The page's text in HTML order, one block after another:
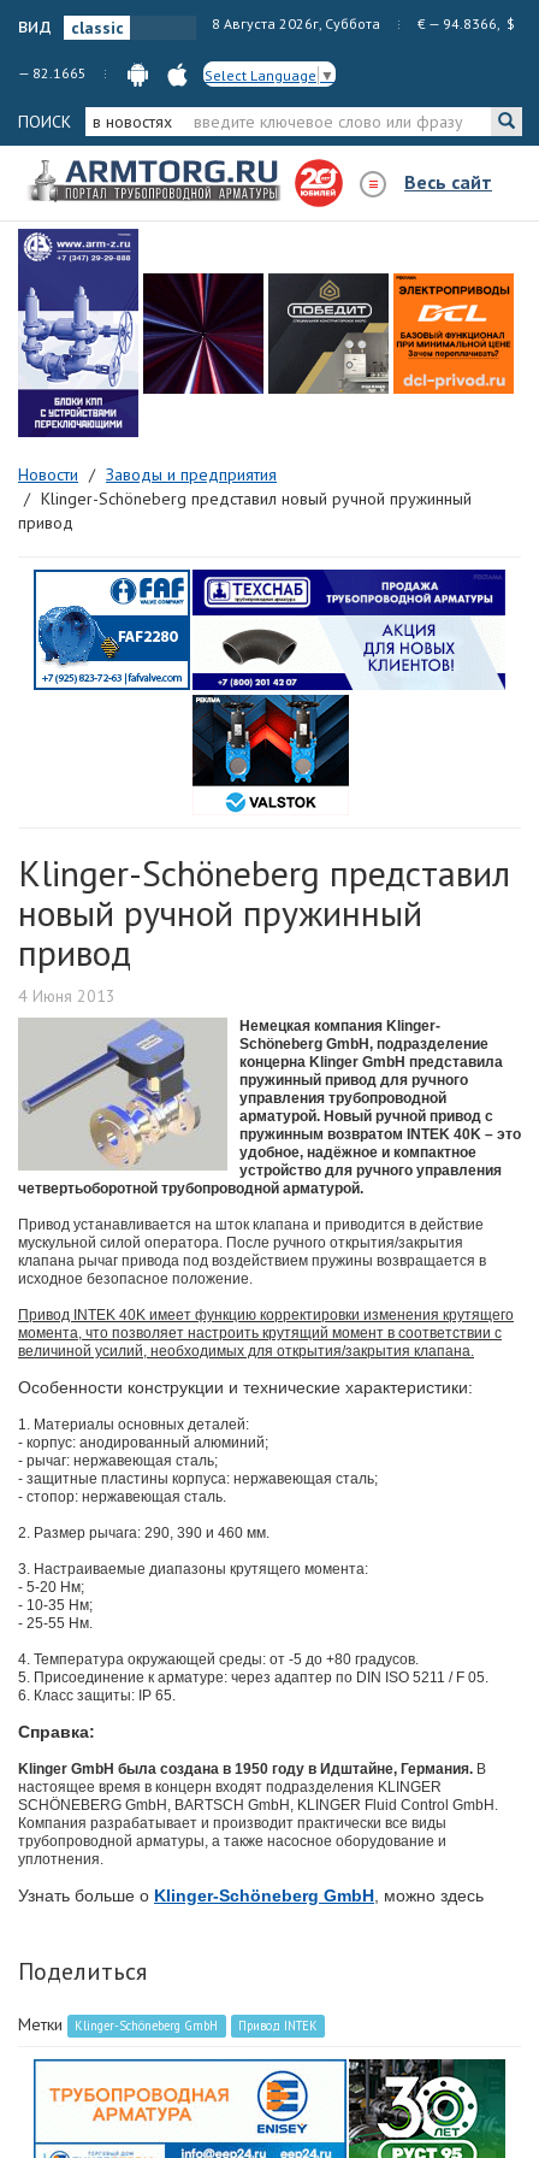
вид 8 Августа 2026г, Суббота € — 94.8366, $
— 82.1665 Select Language ▼
ПОИСК в новостях
Весь сайт
Новости
Заводы и предприятия
Klinger-Schöneberg представил новый ручной пружинный
привод
Klinger-Schöneberg представил
новый ручной пружинный
привод
4 Июня 2013
Немецкая компания Klinger-
Schöneberg GmbH, подразделение
концерна Klinger GmbH представила
пружинный привод для ручного
управления трубопроводной
арматурой. Новый ручной привод с
пружинным возвратом INTEK 40K – это
удобное, надёжное и компактное
устройство для ручного управления
четвертьоборотной трубопроводной арматурой.
Привод устанавливается на шток клапана и приводится в действие
мускульной силой оператора. После ручного открытия/закрытия
клапана рычаг привода под воздействием пружины возвращается в
исходное безопасное положение.
Привод INTEK 40K имеет функцию корректировки изменения крутящего
момента, что позволяет настроить крутящий момент в соответствии с
величиной усилий, необходимых для открытия/закрытия клапана.
Особенности конструкции и технические характеристики:
1. Материалы основных деталей:
- корпус: анодированный алюминий;
- рычаг: нержавеющая сталь;
- защитные пластины корпуса: нержавеющая сталь;
- стопор: нержавеющая сталь.
2. Размер рычага: 290, 390 и 460 мм.
3. Настраиваемые диапазоны крутящего момента:
- 5-20 Нм;
- 10-35 Нм;
- 25-55 Нм.
4. Температура окружающей среды: от -5 до +80 градусов.
5. Присоединение к арматуре: через адаптер по DIN ISO 5211 / F 05.
6. Класс защиты: IP 65.
Справка:
Klinger GmbH была создана в 1950 году в Идштайне, Германия. В
настоящее время в концерн входят подразделения KLINGER
SCHÖNEBERG GmbH, BARTSCH GmbH, KLINGER Fluid Control GmbH.
Компания разрабатывает и производит практически все виды
трубопроводной арматуры, а также насосное оборудование и
уплотнения.
Узнать больше о Klinger-Schöneberg GmbH, можно здесь
Поделиться
Метки Klinger-Schöneberg GmbH Привод INTEK